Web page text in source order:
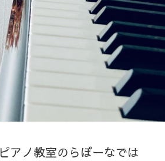
ピアノ教室のらぼーなでは